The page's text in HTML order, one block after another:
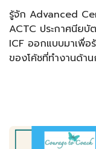
รู้จัก Advanced
ACTC ประกาศนียบั
ICF ออกแบบมาเพื่อ
ของโค้ชที่ทำงานด้า